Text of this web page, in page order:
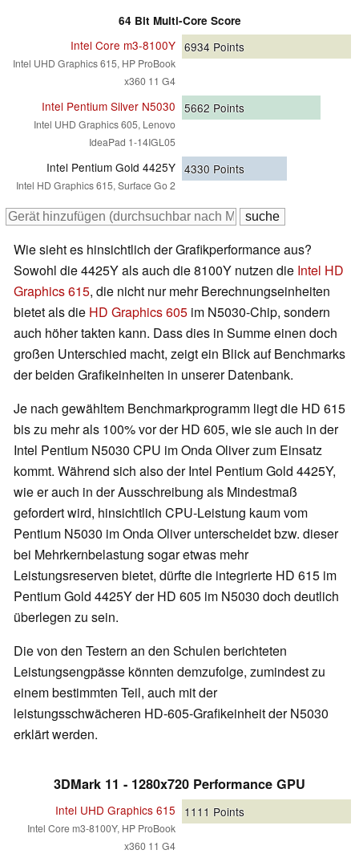
64 Bit Multi-Core Score
Intel Core m3-8100Y
Intel UHD Graphics 615, HP ProBook
x360 11 G4
6934 Points
Intel Pentium Silver N5030
Intel UHD Graphics 605, Lenovo
IdeaPad 1-14IGL05
5662 Points
Intel Pentium Gold 4425Y
Intel HD Graphics 615, Surface Go 2
4330 Points
Wie sieht es hinsichtlich der Grafikperformance aus?
Sowohl die 4425Y als auch die 8100Y nutzen die Intel HD
Graphics 615, die nicht nur mehr Berechnungseinheiten
bietet als die HD Graphics 605 im N5030-Chip, sondern
auch höher takten kann. Dass dies in Summe einen doch
großen Unterschied macht, zeigt ein Blick auf Benchmarks
der beiden Grafikeinheiten in unserer Datenbank.
Je nach gewähltem Benchmarkprogramm liegt die HD 615
bis zu mehr als 100% vor der HD 605, wie sie auch in der
Intel Pentium N5030 CPU im Onda Oliver zum Einsatz
kommt. Während sich also der Intel Pentium Gold 4425Y,
wie er auch in der Ausschreibung als Mindestmaß
gefordert wird, hinsichtlich CPU-Leistung kaum vom
Pentium N5030 im Onda Oliver unterscheidet bzw. dieser
bei Mehrkernbelastung sogar etwas mehr
Leistungsreserven bietet, dürfte die integrierte HD 615 im
Pentium Gold 4425Y der HD 605 im N5030 doch deutlich
überlegen zu sein.
Die von den Testern an den Schulen berichteten
Leistungsengpässe könnten demzufolge, zumindest zu
einem bestimmten Teil, auch mit der
leistungsschwächeren HD-605-Grafikeinheit der N5030
erklärt werden.
3DMark 11 - 1280x720 Performance GPU
Intel UHD Graphics 615
Intel Core m3-8100Y, HP ProBook
x360 11 G4
1111 Points